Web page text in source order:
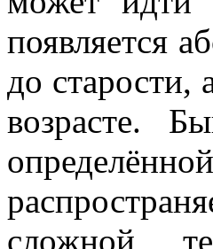
появляется
до
возрасте.
сложной